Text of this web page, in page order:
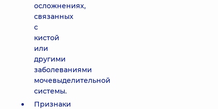
осложнениях,
связанных
с
кистой
или
другими
заболеваниями
мочевыделительной
системы.
Признаки